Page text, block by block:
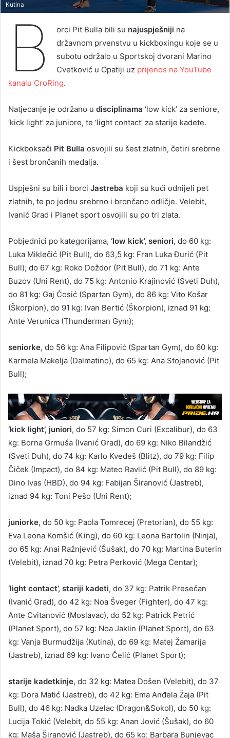
Kutina
B orci Pit Bulla bili su najuspješniji na
državnom prvenstvu u kickboxingu koje se u
subotu održalo u Sportskoj dvorani Marino
Cvetković u Opatiji uz prijenos na YouTube
kanalu CroRing.
Natjecanje je održano u disciplinama ‘low kick’ za seniore,
‘kick light’ za juniore, te ‘light contact’ za starije kadete.
Kickboksači Pit Bulla osvojili su šest zlatnih, četiri srebrne
i šest brončanih medalja.
Uspješni su bili i borci Jastreba koji su kući odnijeli pet
zlatnih, te po jednu srebrno i brončano odličje. Velebit,
Ivanić Grad i Planet sport osvojili su po tri zlata.
Pobjednici po kategorijama, ‘low kick’, seniori, do 60 kg:
Luka Miklečić (Pit Bull), do 63,5 kg: Fran Luka Đurić (Pit
Bull); do 67 kg: Roko Doždor (Pit Bull), do 71 kg: Ante
Buzov (Uni Rent), do 75 kg: Antonio Krajinović (Sveti Duh),
do 81 kg: Gaj Ćosić (Spartan Gym), do 86 kg: Vito Košar
(Škorpion), do 91 kg: Ivan Bertić (Škorpion), iznad 91 kg:
Ante Verunica (Thunderman Gym);
seniorke, do 56 kg: Ana Filipović (Spartan Gym), do 60 kg:
Karmela Makelja (Dalmatino), do 65 kg: Ana Stojanović (Pit
Bull);
‘kick light’, juniori, do 57 kg: Simon Curi (Excalibur), do 63
kg: Borna Grmuša (Ivanić Grad), do 69 kg: Niko Bilandžić
(Sveti Duh), do 74 kg: Karlo Kvedeš (Blitz), do 79 kg: Filip
Čiček (Impact), do 84 kg: Mateo Ravlić (Pit Bull), do 89 kg:
Dino Ivas (HBD), do 94 kg: Fabijan Širanović (Jastreb),
iznad 94 kg: Toni Pešo (Uni Rent);
juniorke, do 50 kg: Paola Tomrecej (Pretorian), do 55 kg:
Eva Leona Komšić (King), do 60 kg: Leona Bartolin (Ninja),
do 65 kg: Anai Ražnjević (Šušak), do 70 kg: Martina Buterin
(Velebit), iznad 70 kg: Petra Perković (Mega Centar);
‘light contact’, stariji kadeti, do 37 kg: Patrik Presečan
(Ivanić Grad), do 42 kg: Noa Šveger (Fighter), do 47 kg:
Ante Cvitanović (Moslavac), do 52 kg: Patrick Petrić
(Planet Sport), do 57 kg: Noa Jaklin (Planet Sport), do 63
kg: Vanja Burmudžija (Kutina), do 69 kg: Matej Žamarija
(Jastreb), iznad 69 kg: Ivano Čelić (Planet Sport);
starije kadetkinje, do 32 kg: Matea Došen (Velebit), do 37
kg: Dora Matić (Jastreb), do 42 kg: Ema Anđela Žaja (Pit
Bull), do 46 kg: Nadka Uzelac (Dragon&Sokol), do 50 kg:
Lucija Tokić (Velebit, do 55 kg: Anan Jović (Šušak), do 60
kg: Maša Širanović (Jastreb), do 65 kg: Barbara Bunjevac